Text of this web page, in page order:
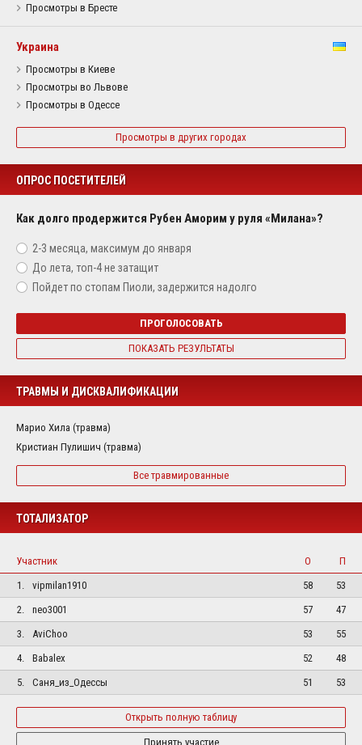
Просмотры в Бресте
Украина
Просмотры в Киеве
Просмотры во Львове
Просмотры в Одессе
Просмотры в других городах
ОПРОС ПОСЕТИТЕЛЕЙ
Как долго продержится Рубен Аморим у руля «Милана»?
2-3 месяца, максимум до января
До лета, топ-4 не затащит
Пойдет по стопам Пиоли, задержится надолго
ПРОГОЛОСОВАТЬ
ПОКАЗАТЬ РЕЗУЛЬТАТЫ
ТРАВМЫ И ДИСКВАЛИФИКАЦИИ
Марио Хила (травма)
Кристиан Пулишич (травма)
Все травмированные
ТОТАЛИЗАТОР
Участник О
П
1.
vipmilan1910 58
53
2.
neo3001 57
47
3.
AviChoo 53
55
4.
Babalex 52
48
5.
Саня_из_Одессы 51 53
Открыть полную таблицу
Принять участие